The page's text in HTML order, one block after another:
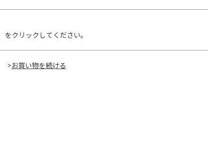
クリックしてください。
>